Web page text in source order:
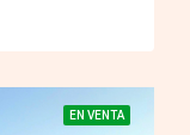
EN VENTA